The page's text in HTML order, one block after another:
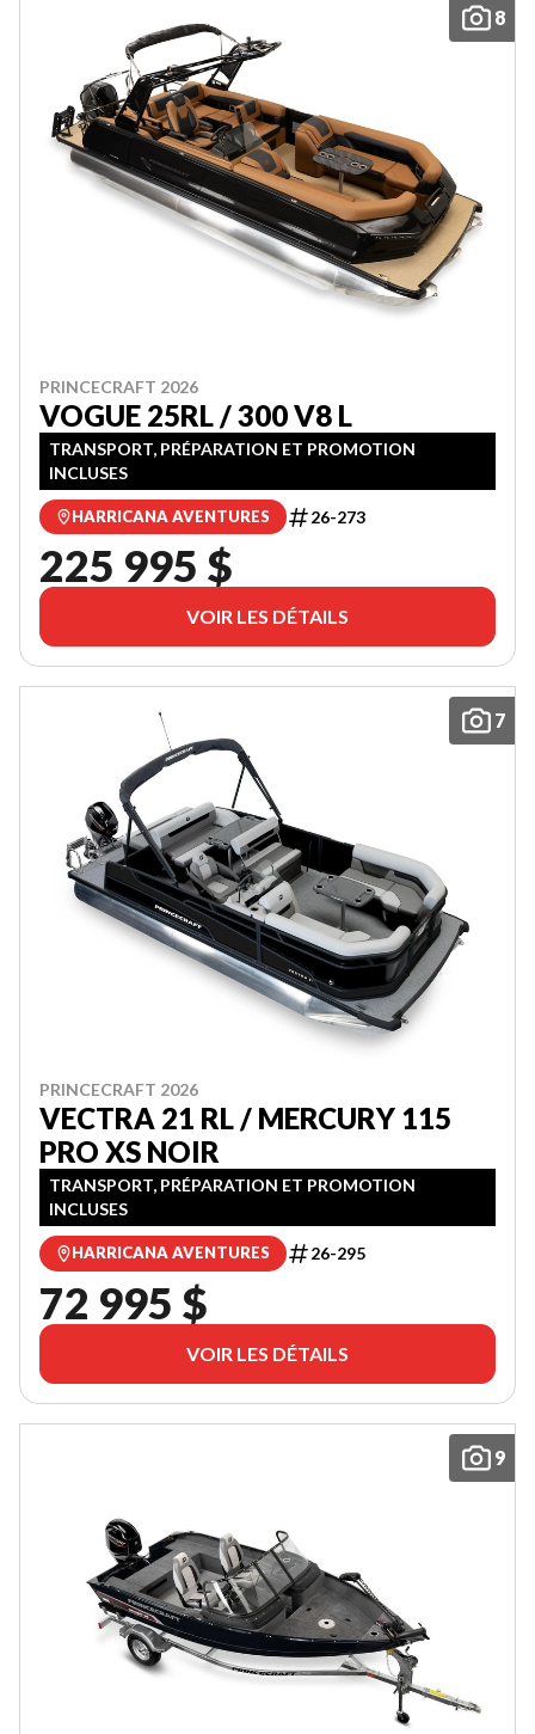
8
PRINCECRAFT 2026
VOGUE 25RL / 300 V8 L
TRANSPORT, PRÉPARATION ET PROMOTION
INCLUSES
HARRICANA AVENTURES 26-273
225 995 $
VOIR LES DÉTAILS
7
PRINCECRAFT 2026
VECTRA 21 RL / MERCURY 115
PRO XS NOIR
TRANSPORT, PRÉPARATION ET PROMOTION
INCLUSES
HARRICANA AVENTURES 26-295
72 995 $
VOIR LES DÉTAILS
9